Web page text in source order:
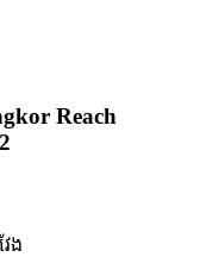
Reach
ែង